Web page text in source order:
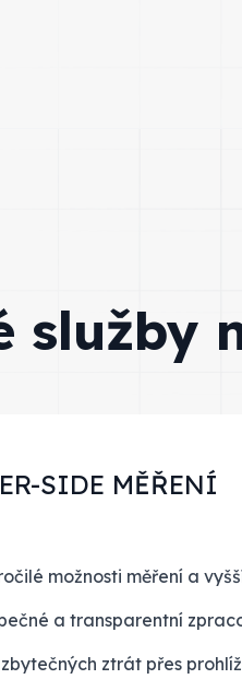
služby
SIDE MĚŘENÍ
možnosti měření a
a transparentní
zbytečných ztrát přes